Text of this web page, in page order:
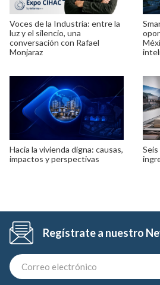
Voces de la Industria: entre la
luz y el silencio, una
conversación con Rafael
Monjaraz
Hacia la vivienda digna: causas,
impactos y perspectivas
Regístrate a nuestro